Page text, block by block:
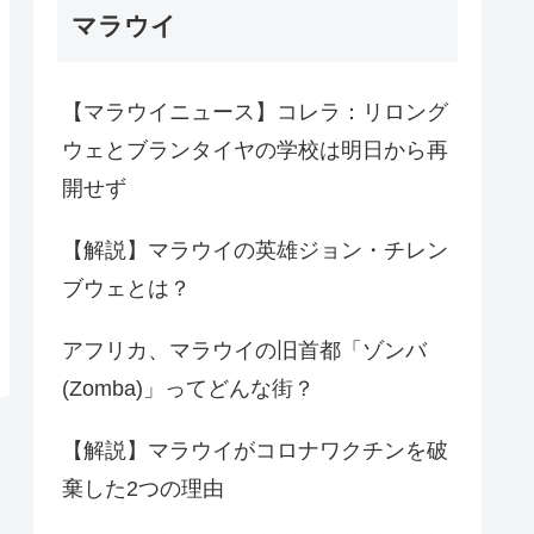
マラウイ
【マラウイニュース】コレラ：リロング
ウェとブランタイヤの学校は明日から再
開せず
【解説】マラウイの英雄ジョン・チレン
ブウェとは？
アフリカ、マラウイの旧首都「ゾンバ
(Zomba)」ってどんな街？
【解説】マラウイがコロナワクチンを破
棄した2つの理由